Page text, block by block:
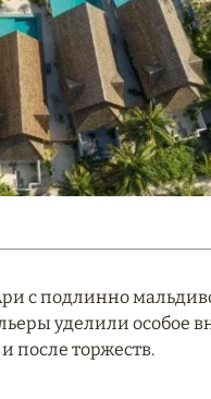
с подлинно
уделили особое
после торжеств.